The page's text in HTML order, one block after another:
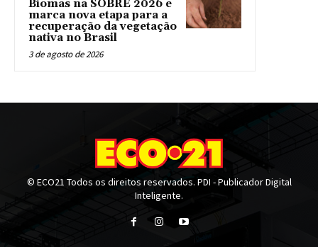
Biomas na SOBRE 2026 e
marca nova etapa para a
recuperação da vegetação
nativa no Brasil
3 de agosto de 2026
© ECO21 Todos os direitos reservados. PDI - Publicador Digital
Inteligente.